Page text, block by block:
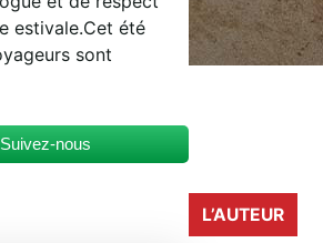
estivale.Cet été
sont
Suivez-nous
L’AUTEUR